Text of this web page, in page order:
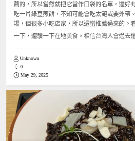
薦的，所以當然就把它當作口袋的名單，還好
吃一片綠豆煎餅，不知可能會吃太飽或要外帶
場，但很多小吃店家，所以還蠻推薦過來的。
一下，體驗一下在地美食。相信台灣人會過去
Unknown
0
May 29, 2025